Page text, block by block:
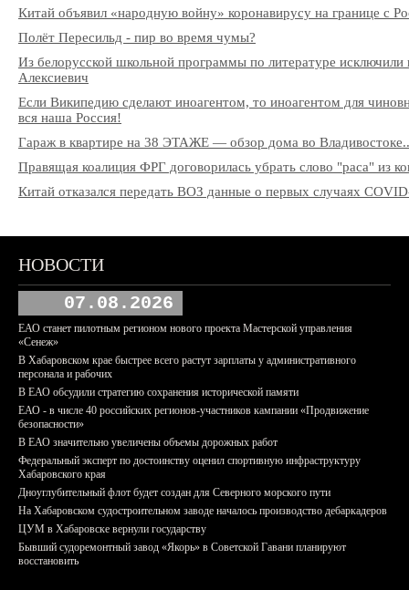
Китай объявил «народную войну» коронавирусу на границе с
Полёт Пересильд - пир во время чумы?
Из белорусской школьной программы по литературе исключили
Алексиевич
Если Википедию сделают иноагентом, то иноагентом для
вся наша Россия!
Гараж в квартире на 38 ЭТАЖЕ — обзор дома во
Правящая коалиция ФРГ договорилась убрать слово "раса" из
Китай отказался передать ВОЗ данные о первых случаях
НОВОСТИ
07.08.2026
ЕАО станет пилотным регионом нового проекта Мастерской управления
«Сенеж»
В Хабаровском крае быстрее всего растут зарплаты у административного
персонала и рабочих
В ЕАО обсудили стратегию сохранения исторической памяти
ЕАО - в числе 40 российских регионов-участников кампании «Продвижение
безопасности»
В ЕАО значительно увеличены объемы дорожных работ
Федеральный эксперт по достоинству оценил спортивную инфраструктуру
Хабаровского края
Дноуглубительный флот будет создан для Северного морского пути
На Хабаровском судостроительном заводе началось производство дебаркадеров
ЦУМ в Хабаровске вернули государству
Бывший судоремонтный завод «Якорь» в Советской Гавани планируют
восстановить